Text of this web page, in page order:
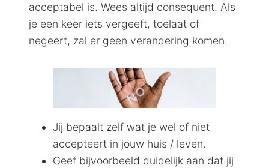
acceptabel is. Wees altijd consequent. Als
je een keer iets vergeeft, toelaat of
negeert, zal er geen verandering komen.
Jij bepaalt zelf wat je wel of niet
accepteert in jouw huis / leven.
Geef bijvoorbeeld duidelijk aan dat jij